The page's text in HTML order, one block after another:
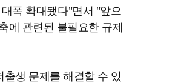
폭 확대됐다"면서 "앞으
에 관련된 불필요한 규제
생 문제를 해결할 수 있